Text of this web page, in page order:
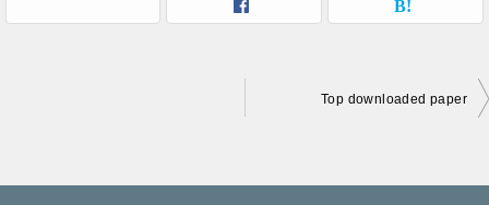
投
Top downloaded paper